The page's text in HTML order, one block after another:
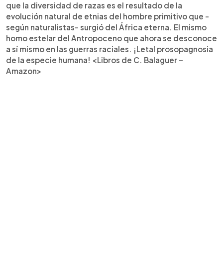
que la diversidad de razas es el resultado de la
evolución natural de etnias del hombre primitivo que -
según naturalistas- surgió del África eterna. El mismo
homo estelar del Antropoceno que ahora se desconoce
a sí mismo en las guerras raciales. ¡Letal prosopagnosia
de la especie humana! <Libros de C. Balaguer –
Amazon>